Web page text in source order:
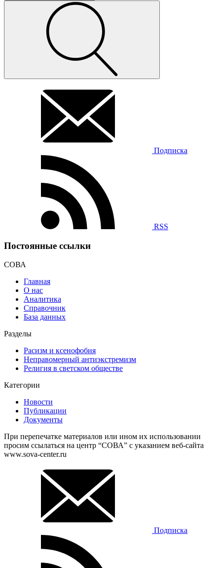
Подписка
RSS
Постоянные ссылки
СОВА
Главная
О нас
Аналитика
Справочник
База данных
Разделы
Расизм и ксенофобия
Неправомерный антиэкстремизм
Религия в светском обществе
Категории
Новости
Публикации
Документы
При перепечатке материалов или ином их использовании
просим ссылаться на центр “СОВА” с указанием веб-сайта
www.sova-center.ru
Подписка